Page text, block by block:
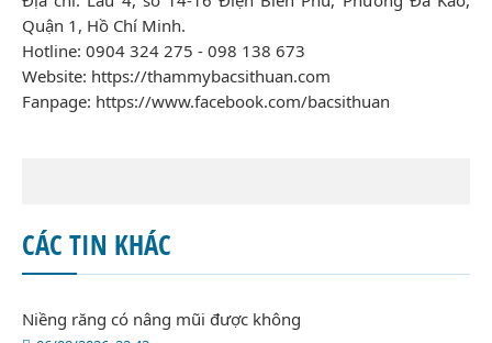
Quận 1, Hồ Chí Minh.
Hotline: 0904 324 275 - 098 138 673
Website: https://thammybacsithuan.com
Fanpage: https://www.facebook.com/bacsithuan
CÁC TIN KHÁC
Niềng răng có nâng mũi được không